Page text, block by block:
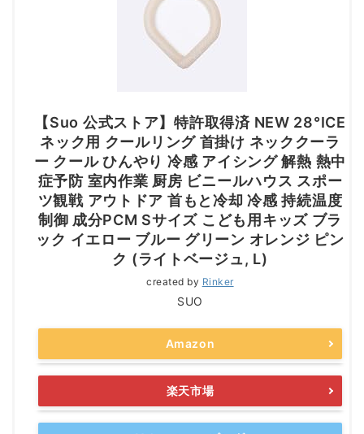
【Suo 公式ストア】特許取得済 NEW 28°ICE
ネック用 クールリング 首掛け ネッククーラ
ー クール ひんやり 冷感 アイシング 解熱 熱中
症予防 室内作業 厨房 ビニールハウス スポー
ツ観戦 アウトドア 首もと冷却 冷感 持続温度
制御 成分PCM Sサイズ こども用キッズ ブラ
ック イエロー ブルー グリーン オレンジ ピン
ク (ライトベージュ, L)
created by Rinker
SUO
Amazon
楽天市場